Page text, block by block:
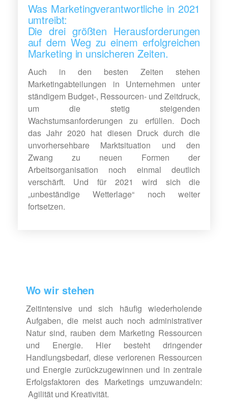
Was Marketingverantwortliche in 2021
umtreibt:
Die drei größten Herausforderungen
auf dem Weg zu einem erfolgreichen
Marketing in unsicheren Zeiten.
Auch in den besten Zeiten stehen
Marketingabteilungen in Unternehmen unter
ständigem Budget-, Ressourcen- und Zeitdruck,
um die stetig steigenden
Wachstumsanforderungen zu erfüllen. Doch
das Jahr 2020 hat diesen Druck durch die
unvorhersehbare Marktsituation und den
Zwang zu neuen Formen der
Arbeitsorganisation noch einmal deutlich
verschärft. Und für 2021 wird sich die
„unbeständige Wetterlage“ noch weiter
fortsetzen.
Wo wir stehen
Zeitintensive und sich häufig wiederholende
Aufgaben, die meist auch noch admini­strativer
Natur sind, rauben dem Marketing Ressourcen
und Energie. Hier besteht dringender
Handlungsbedarf, diese verlorenen Ressourcen
und Energie zurück­zugewinnen und in zentrale
Erfolgsfaktoren des Marketings umzuwandeln:
Agilität und Kreativität.